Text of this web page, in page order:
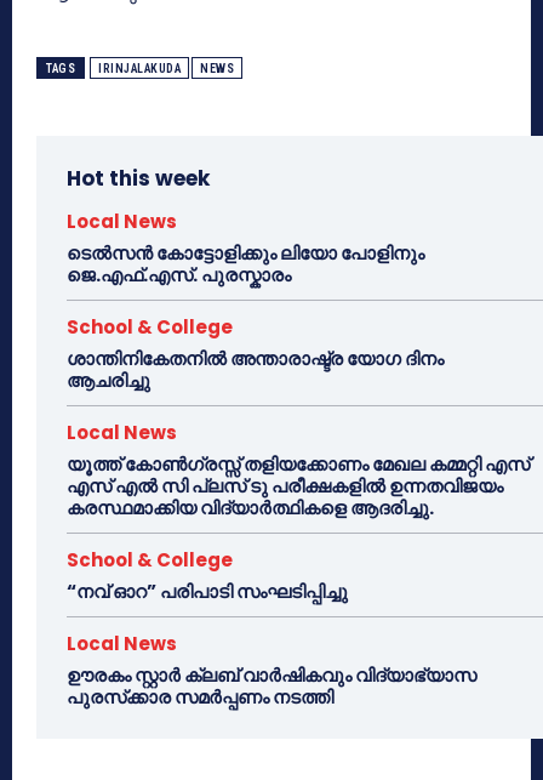
TAGS IRINJALAKUDA NEWS
Hot this week
Local News
ടെൽസൻ കോട്ടോളിക്കും ലിയോ പോളിനും
ജെ.എഫ്.എസ്. പുരസ്കാരം
School & College
ശാന്തിനികേതനിൽ അന്താരാഷ്ട്ര യോഗ ദിനം
ആചരിച്ചു
Local News
യൂത്ത് കോൺഗ്രസ്സ് തളിയക്കോണം മേഖല കമ്മറ്റി എസ്
എസ് എൽ സി പ്ലസ് ടു പരീക്ഷകളിൽ ഉന്നതവിജയം
കരസ്ഥമാക്കിയ വിദ്യാർത്ഥികളെ ആദരിച്ചു.
School & College
“നവ് ഓറ” പരിപാടി സംഘടിപ്പിച്ചു
Local News
ഊരകം സ്റ്റാർ ക്ലബ് വാർഷികവും വിദ്യാഭ്യാസ
പുരസ്‌ക്കാര സമർപ്പണം നടത്തി